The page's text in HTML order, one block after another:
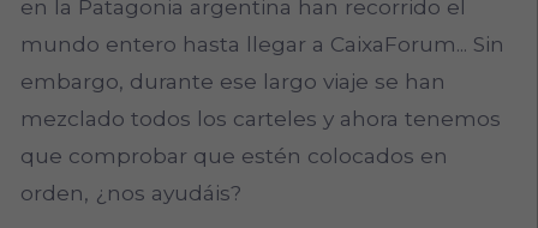
en la Patagonia argentina han recorrido el
mundo entero hasta llegar a CaixaForum... Sin
embargo, durante ese largo viaje se han
mezclado todos los carteles y ahora tenemos
que comprobar que estén colocados en
orden, ¿nos ayudáis?